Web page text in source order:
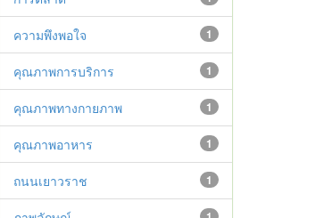
1
ความพึงพอใจ
1
คุณภาพการบริการ
1
คุณภาพทางกายภาพ
1
คุณภาพอาหาร
1
ถนนเยาวราช